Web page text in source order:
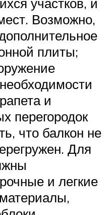
Возможно,
плиты;
и
перегородок
что балкон не
Для
и легкие